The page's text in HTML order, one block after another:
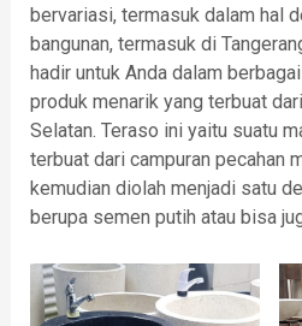
bervariasi, termasuk dalam hal
bangunan, termasuk di
hadir untuk Anda dalam
produk menarik yang terbuat
Selatan. Teraso ini yaitu suatu
terbuat dari campuran pecahan
kemudian diolah menjadi satu
berupa semen putih atau bisa